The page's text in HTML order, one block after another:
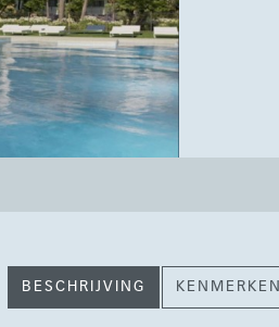
BESCHRIJVING KENMERKEN